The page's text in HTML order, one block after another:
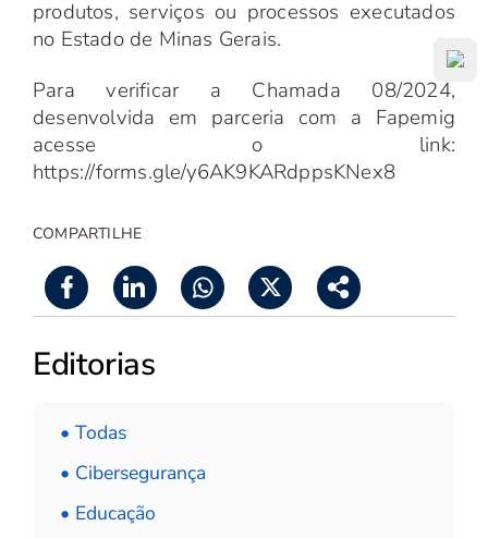
produtos, serviços ou processos executados
no Estado de Minas Gerais.
Para verificar a Chamada 08/2024,
desenvolvida em parceria com a Fapemig
acesse o link:
https://forms.gle/y6AK9KARdppsKNex8
COMPARTILHE
Editorias
• Todas
• Cibersegurança
• Educação